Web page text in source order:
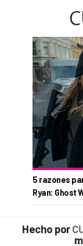
5 razones
Ryan: Ghost
Hecho por